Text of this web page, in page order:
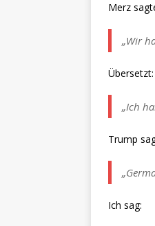
Merz
„Wir
Übersetzt:
„Ich
Trump
Ich sag: